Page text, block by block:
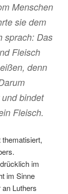
Menschen
sie dem
sprach: Das
Fleisch
denn
bindet
Fleisch.
im
im Sinne
Luthers